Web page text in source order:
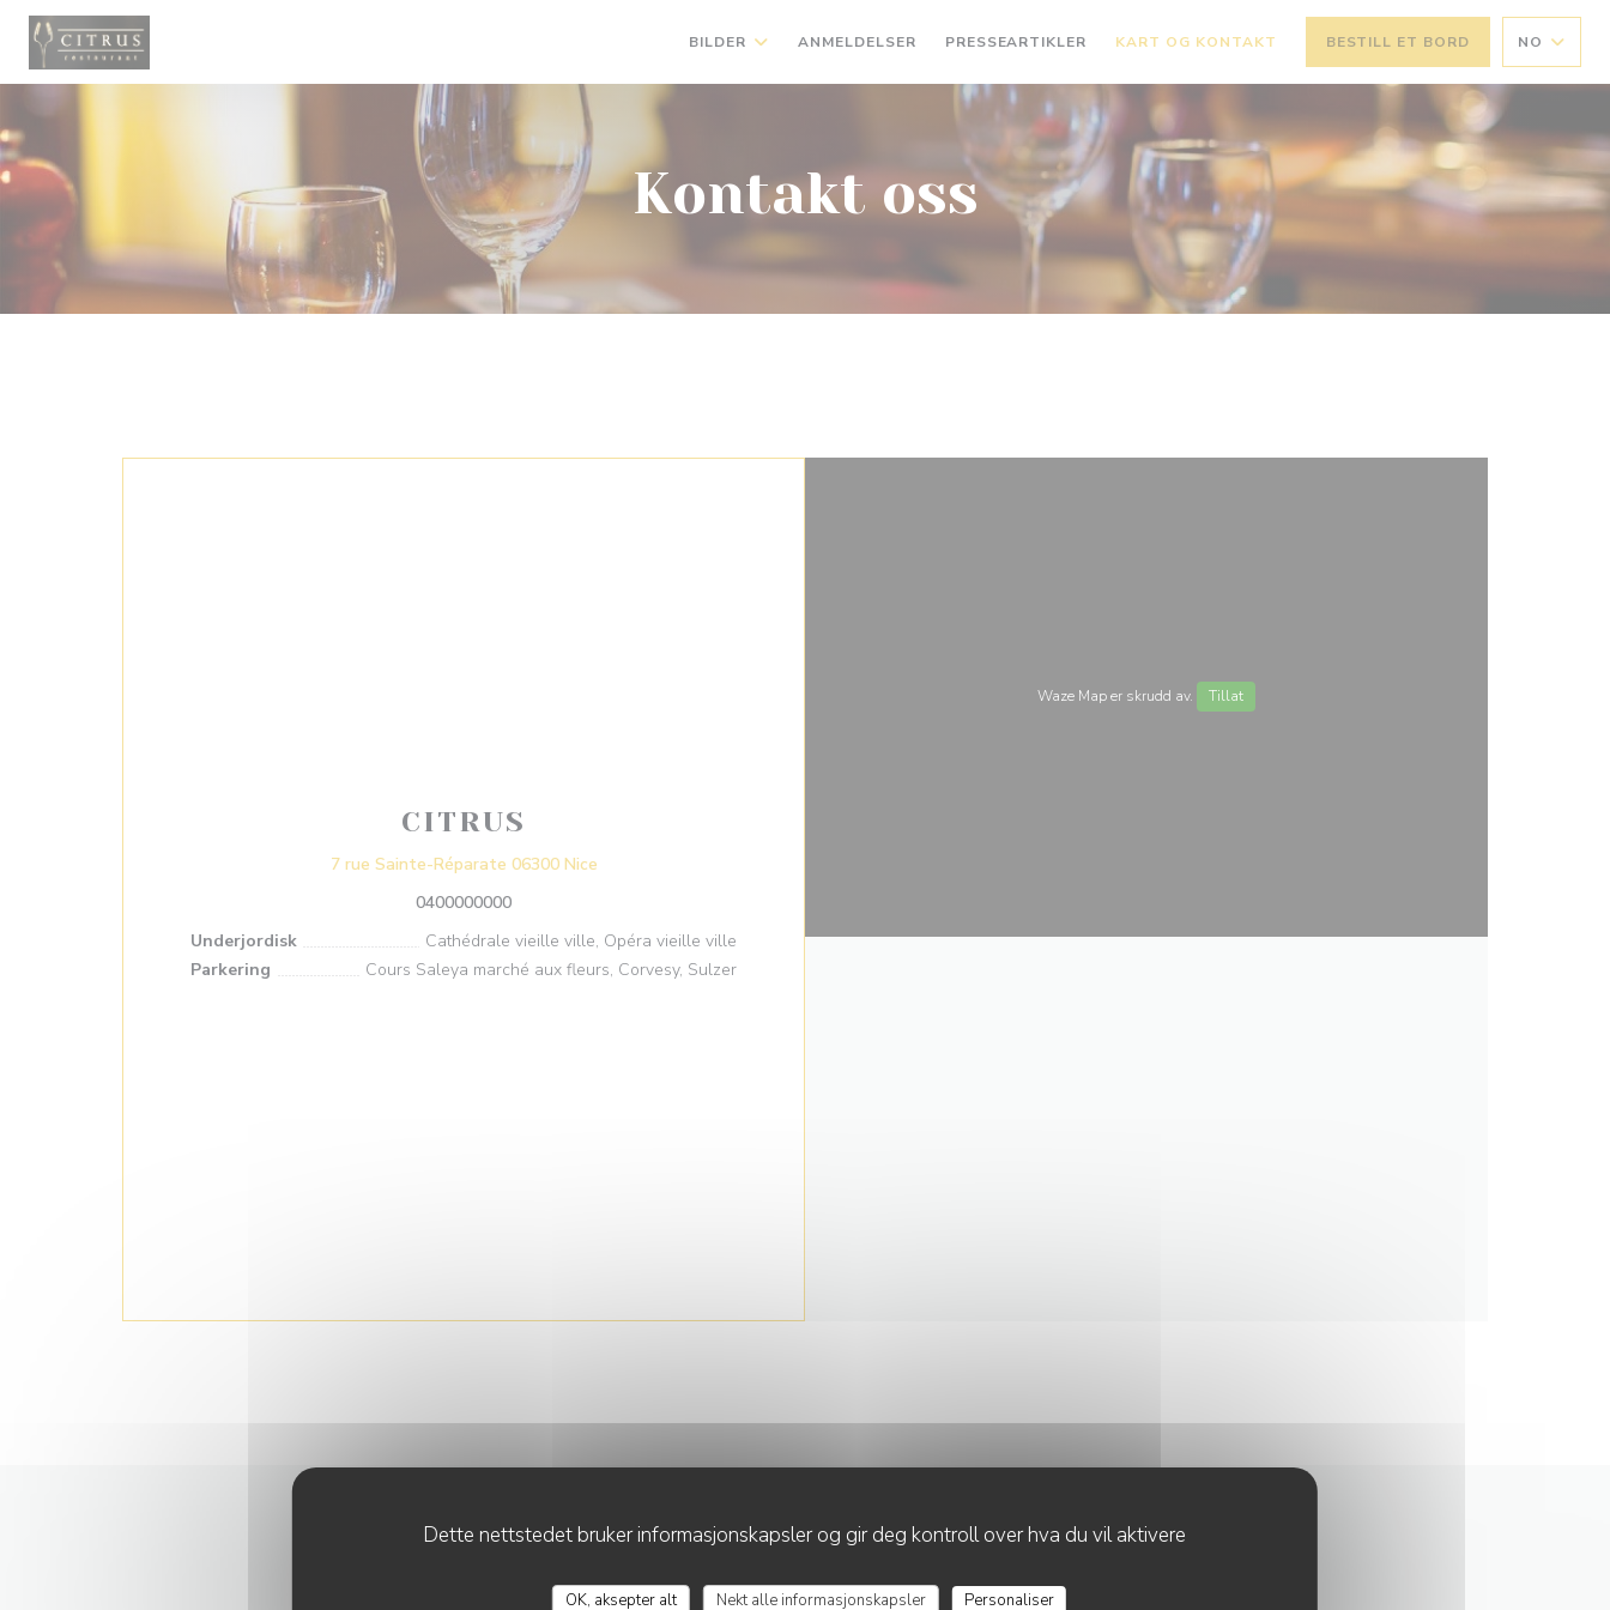
Panel for informasjonskapsler
Dette nettstedet bruker informasjonskapsler og gir deg kontroll over hva du vil aktivere
OK, aksepter alt Nekt alle informasjonskapsler
Personaliser
BILDER ANMELDELSER PRESSEARTIKLER KART OG KONTAKT BESTILL ET BORD NO
Kontakt oss
CITRUS
7 rue Sainte-Réparate 06300 Nice((åpner i et nytt vindu))
0400000000
Underjordisk
Cathédrale vieille ville, Opéra vieille ville
Parkering
Cours Saleya marché aux fleurs, Corvesy, Sulzer
Waze Map er skrudd av. Tillat
KONTAKT OSS